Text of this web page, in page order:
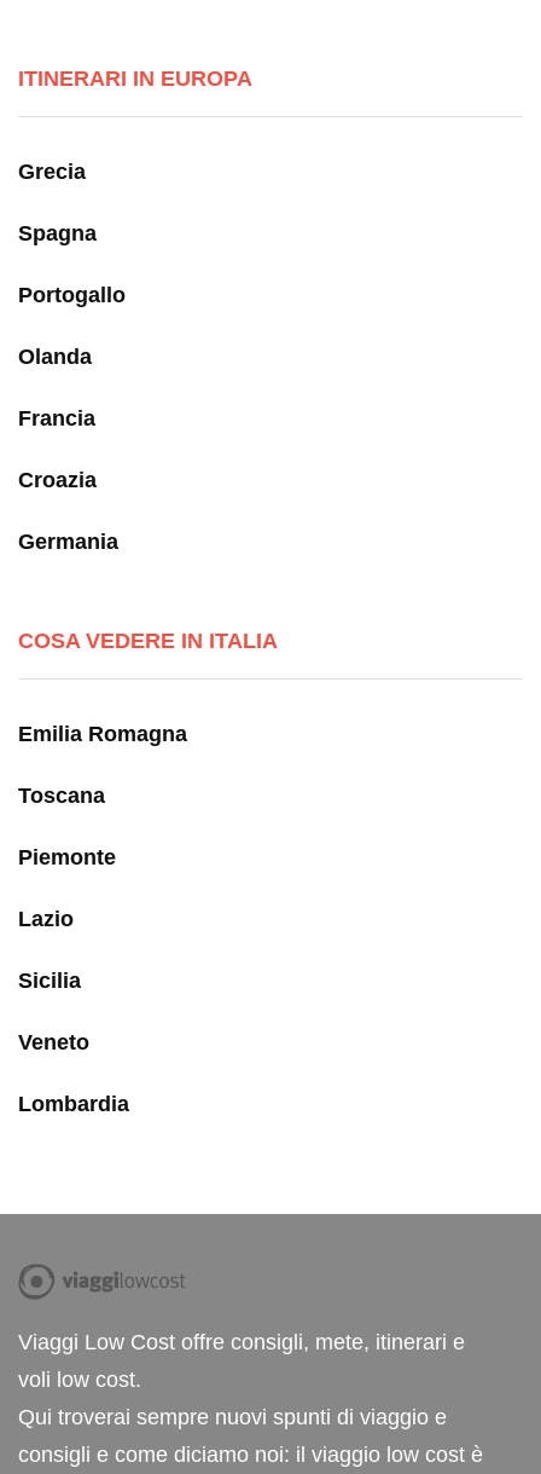
ITINERARI IN EUROPA
Grecia
Spagna
Portogallo
Olanda
Francia
Croazia
Germania
COSA VEDERE IN ITALIA
Emilia Romagna
Toscana
Piemonte
Lazio
Sicilia
Veneto
Lombardia
Viaggi Low Cost offre consigli, mete, itinerari e
voli low cost.
Qui troverai sempre nuovi spunti di viaggio e
consigli e come diciamo noi: il viaggio low cost è